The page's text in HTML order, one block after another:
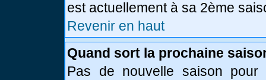
est actuellement à sa 2ème
Revenir en haut
Quand sort la prochaine
Pas de nouvelle saison pour